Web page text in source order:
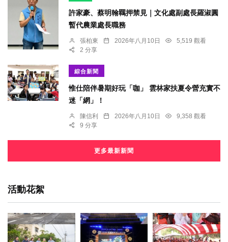
許家豪、蔡明翰羈押禁見｜文化處副處長羅淑圓
暫代農業處長職務
張柏東 2026年八月10日
5,519 觀看
2 分享
綜合新聞
惟仕陪伴暑期好玩「咖」 雲林家扶夏令營充實不
迷「網」！
陳信利 2026年八月10日
9,358 觀看
9 分享
更多最新新聞
活動花絮